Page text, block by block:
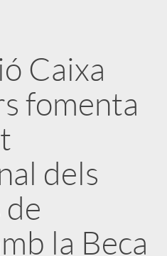
Caixa
fomenta
dels
la Beca